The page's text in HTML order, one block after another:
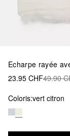
Echarpe rayée
23.95 CHF49.90
Coloris:vert citron